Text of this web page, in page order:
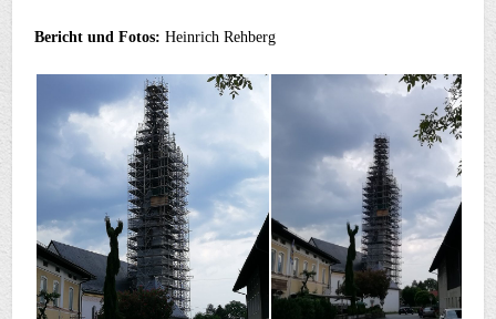
Bericht und Fotos: Heinrich Rehberg